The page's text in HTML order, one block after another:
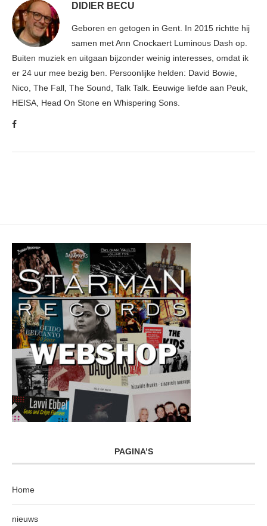
DIDIER BECU
Geboren en getogen in Gent. In 2015 richtte hij
samen met Ann Cnockaert Luminous Dash op.
Buiten muziek en uitgaan bijzonder weinig interesses, omdat ik
er 24 uur mee bezig ben. Persoonlijke helden: David Bowie,
Nico, The Fall, The Sound, Talk Talk. Eeuwige liefde aan Peuk,
HEISA, Head On Stone en Whispering Sons.
PAGINA’S
Home
nieuws